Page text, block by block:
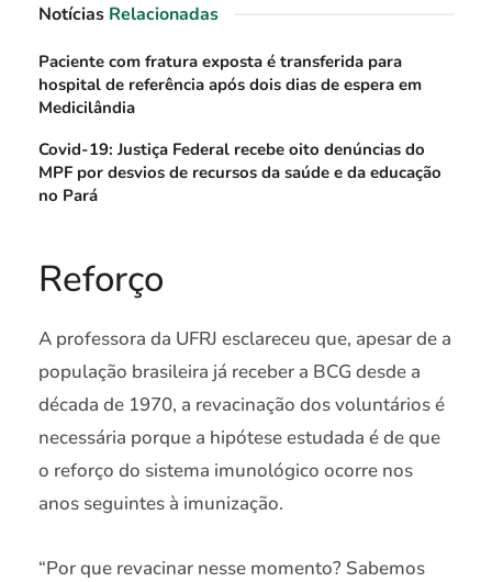
Notícias Relacionadas
Paciente com fratura exposta é transferida para
hospital de referência após dois dias de espera em
Medicilândia
Covid-19: Justiça Federal recebe oito denúncias do
MPF por desvios de recursos da saúde e da educação
no Pará
Reforço
A professora da UFRJ esclareceu que, apesar de a
população brasileira já receber a BCG desde a
década de 1970, a revacinação dos voluntários é
necessária porque a hipótese estudada é de que
o reforço do sistema imunológico ocorre nos
anos seguintes à imunização.
“Por que revacinar nesse momento? Sabemos